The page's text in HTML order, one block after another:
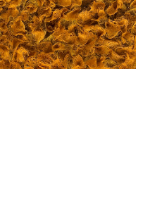
vence prémio
retalho do GRI